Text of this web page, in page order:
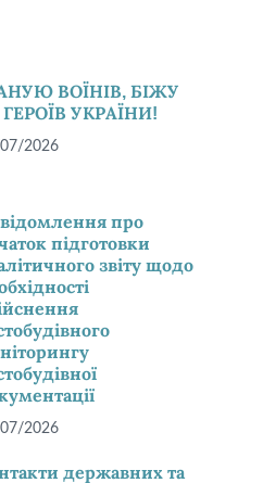
ВОЇНІВ, БІЖУ
ГЕРОЇВ УКРАЇНИ!
2026
про
підготовки
звіту щодо
2026
державних та